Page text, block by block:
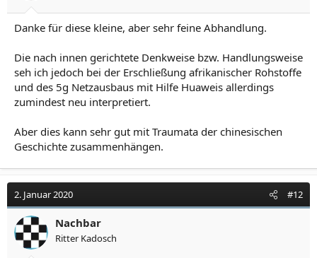
Danke für diese kleine, aber sehr feine Abhandlung.
Die nach innen gerichtete Denkweise bzw. Handlungsweise
seh ich jedoch bei der Erschließung afrikanischer Rohstoffe
und des 5g Netzausbaus mit Hilfe Huaweis allerdings
zumindest neu interpretiert.
Aber dies kann sehr gut mit Traumata der chinesischen
Geschichte zusammenhängen.
2. Januar 2020 #12
Nachbar
Ritter Kadosch